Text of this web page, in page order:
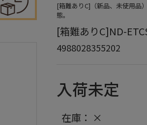
[箱難ありC]（新品、未使用品
態。
[箱難ありC]ND-
4988028355202
入荷未定
在庫： ×